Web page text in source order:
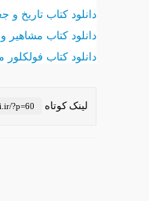
دانلود کتاب تاریخ و
دانلود کتاب مشاهیر
دانلود کتاب فولکلور
لینک کوتاه ?p=60